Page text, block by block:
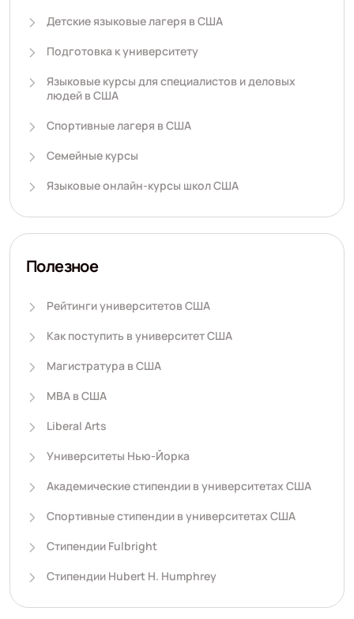
Детские языковые лагеря в США
Подготовка к университету
Языковые курсы для специалистов и деловых
людей в США
Спортивные лагеря в США
Семейные курсы
Языковые онлайн-курсы школ США
Полезное
Рейтинги университетов США
Как поступить в университет США
Магистратура в США
MBA в США
Liberal Arts
Университеты Нью-Йорка
Академические стипендии в университетах США
Спортивные стипендии в университетах США
Стипендии Fulbright
Стипендии Hubert H. Humphrey